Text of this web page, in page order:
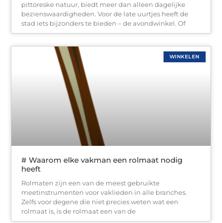
pittoreske natuur, biedt meer dan alleen dagelijke
bezienswaardigheden. Voor de late uurtjes heeft de
stad iets bijzonders te bieden – de avondwinkel. Of
WINKELEN
# Waarom elke vakman een rolmaat nodig
heeft
Rolmaten zijn een van de meest gebruikte
meetinstrumenten voor vaklieden in alle branches.
Zelfs voor degene die niet precies weten wat een
rolmaat is, is de rolmaat een van de